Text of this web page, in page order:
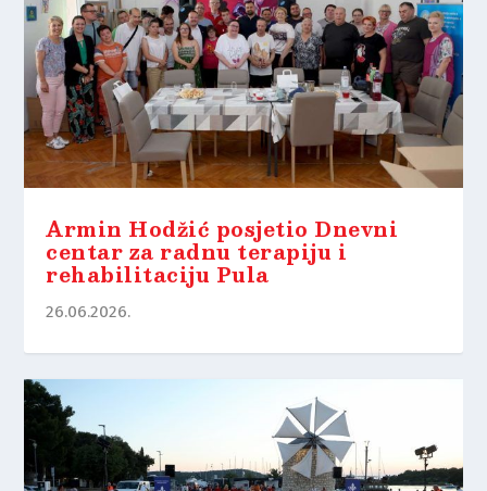
Armin Hodžić posjetio Dnevni
centar za radnu terapiju i
rehabilitaciju Pula
26.06.2026.